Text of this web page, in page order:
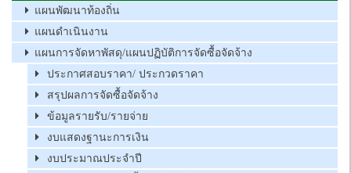
แผนพัฒนาท้องถิ่น
แผนดำเนินงาน
แผนการจัดหาพัสดุ/แผนปฏิบัติการจัดซื้อจัดจ้าง
ประกาศสอบราคา/ ประกวดราคา
สรุปผลการจัดซื้อจัดจ้าง
ข้อมูลรายรับ/รายจ่าย
งบแสดงฐานะการเงิน
งบประมาณประจำปี